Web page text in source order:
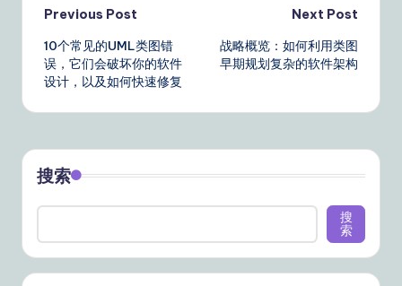
Post
navigation
Previous Post
10个常见的UML类图错
误，它们会破坏你的软件
设计，以及如何快速修复
Next Post
战略概览：如何利用类图
早期规划复杂的软件架构
搜索
搜
索